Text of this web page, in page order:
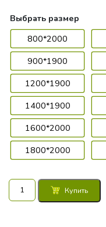
Выбрать размер
800*2000
900*1900
1200*1900
1400*1900
1600*2000
1800*2000
Количество
товара
Купить